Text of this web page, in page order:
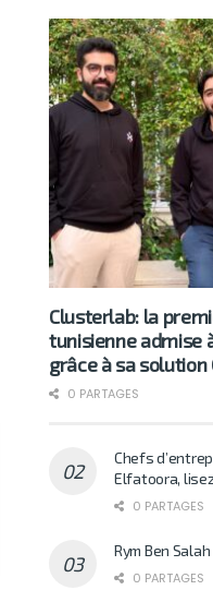
Clusterlab: la
tunisienne admise
grâce à sa solution
0 PARTAGES
Chefs
Elfatoora,
0 PARTAGES
Rym Ben
0 PARTAGES